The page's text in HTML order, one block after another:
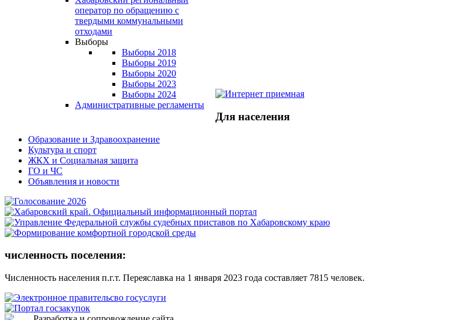
оператор по обращению с
твердыми коммунальными
отходами
Выборы
Выборы 2018
Выборы 2019
Выборы 2020
Выборы 2023
Выборы 2024
Административные регламенты
Для населения
Образование и Здравоохранение
Культура и спорт
ЖКХ и Социальная защита
ГО и ЧС
Объявления и новости
численность поселения:
Численность населения п.г.т. Переяславка на 1 января 2023 года составляет 7815 человек.